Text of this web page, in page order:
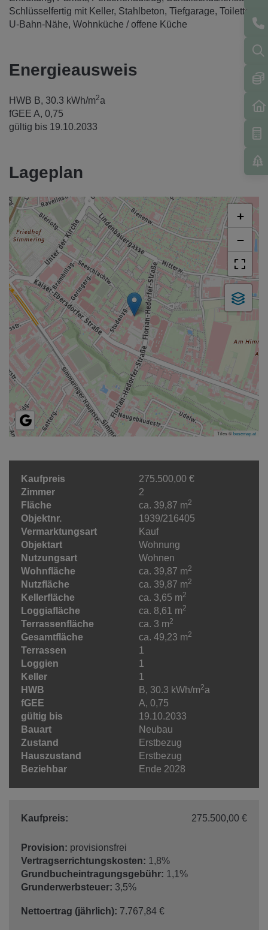
Schlüsselfertig mit Keller Stahlbeton Tiefgarage Toilette
U-Bahn-Nähe Wohnküche / offene Küche
Energieausweis
HWB B, 30.3 kWh/m2a
fGEE A, 0,75
gültig bis 19.10.2033
Lageplan
+
−
Tiles ©basemap.at
Kaufpreis
275.500,00 €
Zimmer
2
Fläche
ca. 39,87 m2
Objektnr.
1939/216405
Vermarktungsart
Kauf
Objektart
Wohnung
Nutzungsart
Wohnen
Wohnfläche
ca. 39,87 m2
Nutzfläche ca. 39,87 m2
Kellerfläche ca. 3,65 m2
Loggiafläche ca. 8,61 m2
Terrassenfläche ca. 3 m2
Gesamtfläche ca. 49,23 m2
Terrassen
1
Loggien
1
Keller
1
HWB
B, 30.3 kWh/m2a
fGEE
A, 0,75
gültig bis
19.10.2033
Bauart
Neubau
Zustand
Erstbezug
Hauszustand
Erstbezug
Beziehbar
Ende 2028
Kaufpreis: 275.500,00 €
Provision: provisionsfrei
Vertragserrichtungskosten: 1,8%
Grundbucheintragungsgebühr: 1,1%
Grunderwerbsteuer: 3,5%
Nettoertrag (jährlich): 7.767,84 €